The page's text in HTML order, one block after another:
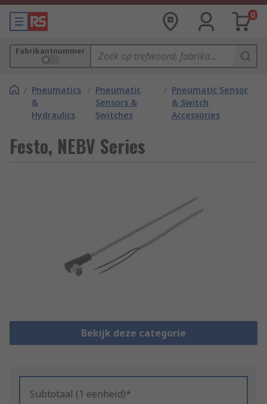
0
Fabrikantnummer
/ Pneumatics
&
Hydraulics
/ Pneumatic
Sensors &
Switches
/ Pneumatic Sensor
& Switch
Accessories
Festo, NEBV Series
Bekijk deze categorie
Subtotaal (1 eenheid)*